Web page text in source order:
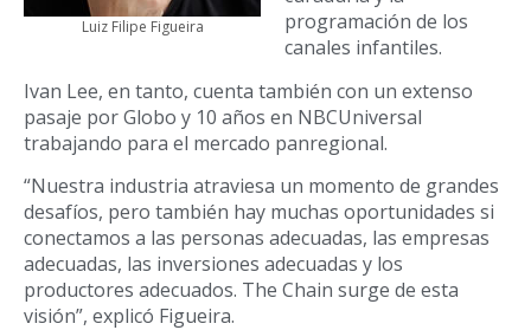
Luiz Filipe Figueira
programación de los
canales infantiles.
Ivan Lee, en tanto, cuenta también con un extenso
pasaje por Globo y 10 años en NBCUniversal
trabajando para el mercado panregional.
“Nuestra industria atraviesa un momento de grandes
desafíos, pero también hay muchas oportunidades si
conectamos a las personas adecuadas, las empresas
adecuadas, las inversiones adecuadas y los
productores adecuados. The Chain surge de esta
visión”, explicó Figueira.